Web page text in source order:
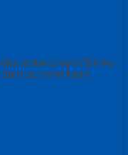
tentang kami? Berikut
customer kami.